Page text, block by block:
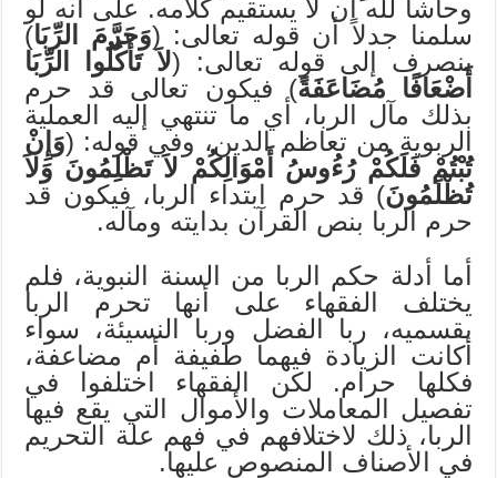
وحاشا لله أن لا يستقيم كلامه. على أنه لو
سلمنا جدلاً أن قوله تعالى: (وَحَرَّمَ الرِّبَا)
ينصرف إلى قوله تعالى: (لاَ تَأْكُلُوا الرِّبَا
أَضْعَافًا مُضَاعَفَةً) فيكون تعالى قد حرم
بذلك مآل الربا، أي ما تنتهي إليه العملية
الربوية من تعاظم الدين، وفي قوله: (وَإِنْ
تُبْتُمْ فَلَكُمْ رُءُوسُ أَمْوَالِكُمْ لاَ تَظْلِمُونَ وَلاَ
تُظْلَمُونَ) قد حرم ابتداء الربا، فيكون قد
حرم الربا بنص القرآن بدايته ومآله.
أما أدلة حكم الربا من السنة النبوية، فلم
يختلف الفقهاء على أنها تحرم الربا
بقسميه، ربا الفضل وربا النسيئة، سواء
أكانت الزيادة فيهما طفيفة أم مضاعفة،
فكلها حرام. لكن الفقهاء اختلفوا في
تفصيل المعاملات والأموال التي يقع فيها
الربا، ذلك لاختلافهم في فهم علة التحريم
في الأصناف المنصوص عليها.